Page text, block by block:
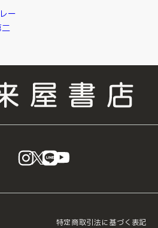
ー
instagram
X LINE
特定商取引法に基づく表記